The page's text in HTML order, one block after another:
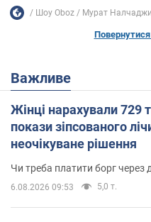
Шоу Oboz Мурат
Повернутися
Важливе
Жінці нарахували 729
покази зіпсованого
неочікуване рішення
Чи треба платити борг через
6.08.2026 09:53 5,0 т.